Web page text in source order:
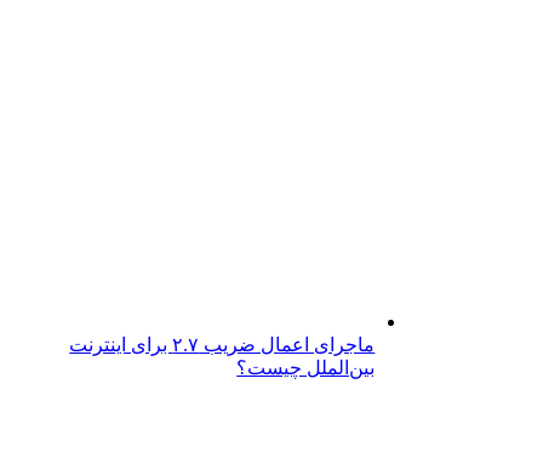
ماجرای اعمال ضریب ۲.۷ برای اینترنت
بین‌الملل چیست؟